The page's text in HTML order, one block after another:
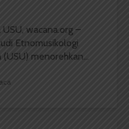
wacana.org –
Etnomusikologi
menorehkan...